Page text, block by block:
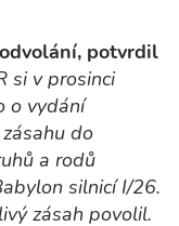
potvrdil
si v prosinci
o vydání
do
a rodů
silnicí I/26.
zásah povolil.